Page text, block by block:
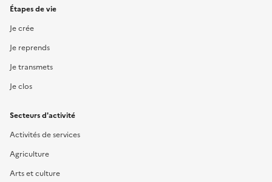
Étapes de vie
Je crée
Je reprends
Je transmets
Je clos
Secteurs d'activité
Activités de services
Agriculture
Arts et culture